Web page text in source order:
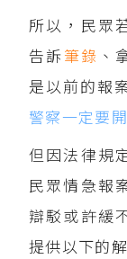
所以，民眾
告訴筆錄 、
是以前的報
警察一定要
但因法律規
民眾情急報
辯駁或許緩
提供以下的